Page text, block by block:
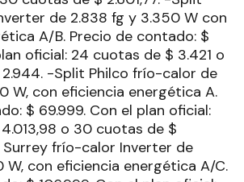
de 2.838 fg y 3.350 W con
A/B. Precio de contado: $
oficial: 24 cuotas de $ 3.421 o
-Split Philco frío-calor de
W, con eficiencia energética A.
$ 69.999. Con el plan oficial:
o 30 cuotas de $
frío-calor Inverter de
con eficiencia energética A/C.